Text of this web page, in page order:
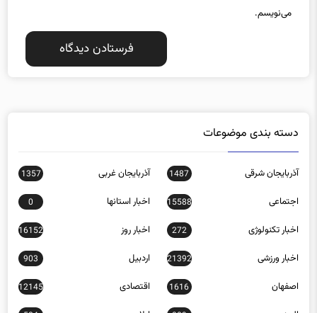
می‌نویسم.
دسته بندی موضوعات
آذربایجان شرقی 1487 آذربایجان غربی 1357
اجتماعی 15588 اخبار استانها 0
اخبار تکنولوژی 272 اخبار روز 16152
اخبار ورزشی 21392 اردبیل 903
اصفهان 1616 اقتصادی 12145